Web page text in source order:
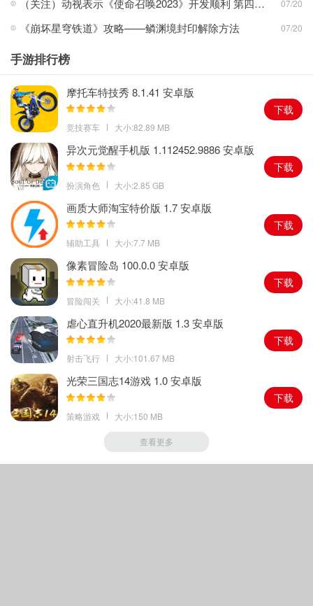
07/20
《崩坏星穹铁道》攻略——鳞渊境封印解除方法 07/20
手游排行榜
摩托车特技秀 8.1.41 安卓版
竞技赛车 大小:82.89 MB
下载
异次元觉醒手机版 1.112452.9886 安卓版
扮演角色 大小:2.85 GB
下载
画质大师淘宝特价版 1.7 安卓版
辅助工具 大小:7.7 MB
下载
像素冒险岛 100.0.0 安卓版
冒险闯关 大小:41.8 MB
下载
虐心直升机2020最新版 1.3 安卓版
射击飞行 大小:101.67 MB
下载
光荣三国志14游戏 1.0 安卓版
策略游戏 大小:150 MB
下载
查看更多